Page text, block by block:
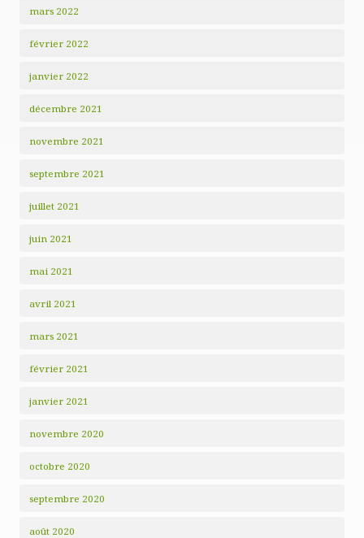
mars 2022
février 2022
janvier 2022
décembre 2021
novembre 2021
septembre 2021
juillet 2021
juin 2021
mai 2021
avril 2021
mars 2021
février 2021
janvier 2021
novembre 2020
octobre 2020
septembre 2020
août 2020